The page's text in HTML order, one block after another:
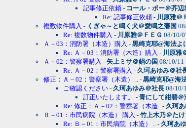
記事修正依頼 - コール・ポー＠芥辺
Re: 記事修正依頼 - 川原雅＠
複数物件購入 - くぎゃ～と鳴く犬＠愛鳴之藩国
Re: 複数物件購入 - 川原雅＠ＦＥＧ 08/10/
Ａ－03：消防署（木造）購入 - 黒崎克耶@海法よ
Re: Ａ－03：消防署（木造）購入 - 川原雅
Ａ－02：警察署購入 - 矢上ミサ＠鍋の国 08/10/
Re: Ａ－02：警察署購入 - 久珂あゆみ＠社
修正：Ａ－02：警察署（木造） .. - 黒崎克耶@海
ご確認ください - 久珂あゆみ＠社長 08/10/
訂正いたします。
- 青にして紺碧＠
Re: 修正：Ａ－02：警察署（木造.. - 久珂
Ｂ－01：市民病院（木造） 購入 - 竹上木乃＠た
Re: Ｂ－01：市民病院（木造） .. - 久珂あ